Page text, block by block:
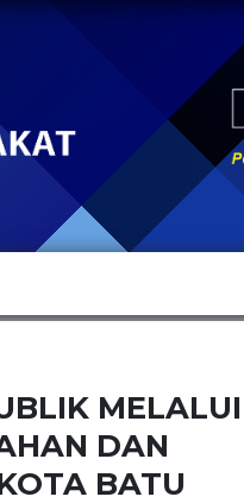
MELALUI
DAN
BATU